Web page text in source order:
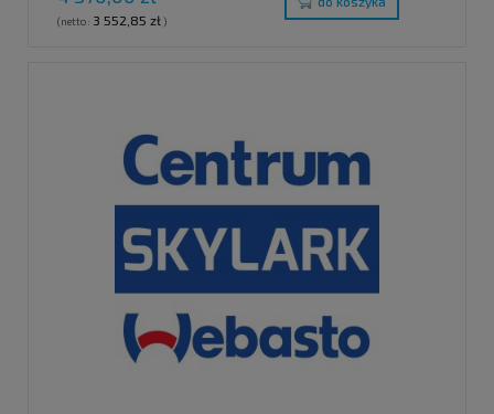
(netto: 3 552,85 zł)